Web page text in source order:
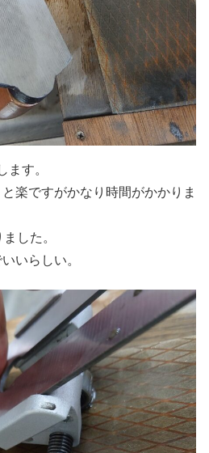
ます。
楽ですがかなり時間がかかりま
した。
いらしい。